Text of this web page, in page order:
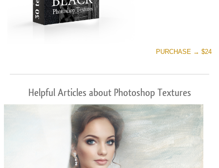
PURCHASE → $24
Helpful Articles about Photoshop Textures